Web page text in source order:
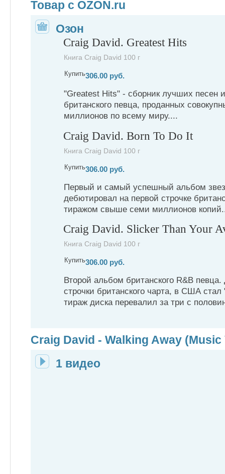
Товар с OZON.ru
Озон
Craig David. Greatest Hits
Книга Craig David 100 г
Купить306.00 руб.
"Greatest Hits" - сборник лучших песен
британского певца, проданных
миллионов по всему миру....
Craig David. Born To Do It
Книга Craig David 100 г
Купить306.00 руб.
Первый и самый успешный альбом
дебютировал на первой строчке
тиражом свыше семи миллионов
Craig David. Slicker Than Your
Книга Craig David 100 г
Купить306.00 руб.
Второй альбом британского R&B
строчки британского чарта, в США
тираж диска перевалил за три с
Craig David - Walking Away (Music
1 видео